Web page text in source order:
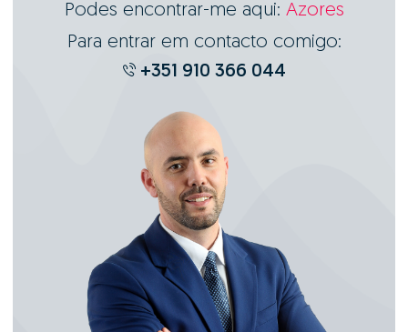
Podes encontrar-me aqui: Azores
Para entrar em contacto comigo:
+351 910 366 044